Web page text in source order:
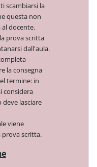
scambiarsi la
questa non
docente.
prova scritta
dall'aula.
la consegna
termine: in
considera
deve lasciare
viene
scritta.